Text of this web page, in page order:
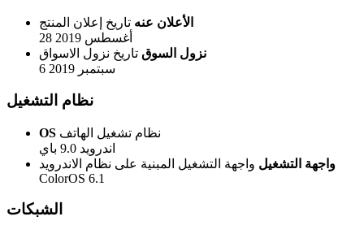
الأعلان عنه تاريخ إعلان المنتج
28 أغسطس 2019
نزول السوق تاريخ نزول الاسواق
6 سبتمبر 2019
نظام التشغيل
OS نظام تشغيل الهاتف
اندرويد 9.0 باي
واجهة التشغيل واجهة التشغيل المبنية على نظام الاندرويد
ColorOS 6.1
الشبكات